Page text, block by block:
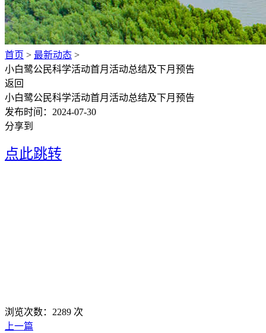
首页 > 最新动态 >
小白鹭公民科学活动首月活动总结及下月预告
返回
小白鹭公民科学活动首月活动总结及下月预告
发布时间： 2024-07-30
分享到
点此跳转
浏览次数： 2289 次
上一篇